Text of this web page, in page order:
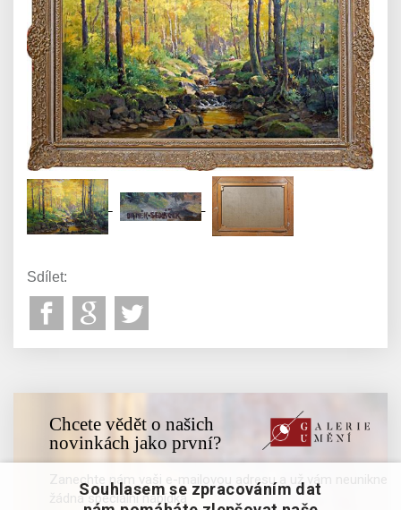
Sdílet:
Chcete vědět o našich
novinkách jako první?
Zanechte nám vaši e-mailovou adresu a už vám neunikne
žádná speciální nabídka
Souhlasem se zpracováním dat